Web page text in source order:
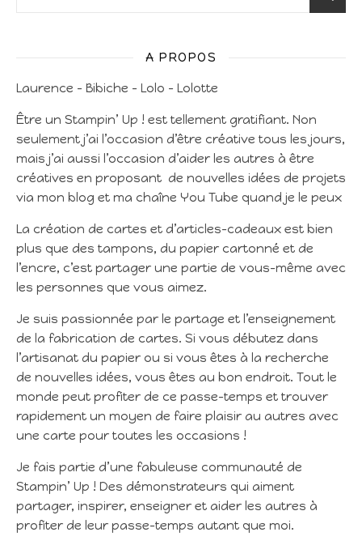
A PROPOS
Laurence – Bibiche – Lolo – Lolotte
Être un Stampin’ Up ! est tellement gratifiant. Non
seulement j’ai l’occasion d’être créative tous les jours,
mais j’ai aussi l’occasion d’aider les autres à être
créatives en proposant de nouvelles idées de projets
via mon blog et ma chaîne You Tube quand je le peux
La création de cartes et d’articles-cadeaux est bien
plus que des tampons, du papier cartonné et de
l’encre, c’est partager une partie de vous-même avec
les personnes que vous aimez.
Je suis passionnée par le partage et l’enseignement
de la fabrication de cartes. Si vous débutez dans
l’artisanat du papier ou si vous êtes à la recherche
de nouvelles idées, vous êtes au bon endroit. Tout le
monde peut profiter de ce passe-temps et trouver
rapidement un moyen de faire plaisir au autres avec
une carte pour toutes les occasions !
Je fais partie d’une fabuleuse communauté de
Stampin’ Up ! Des démonstrateurs qui aiment
partager, inspirer, enseigner et aider les autres à
profiter de leur passe-temps autant que moi.